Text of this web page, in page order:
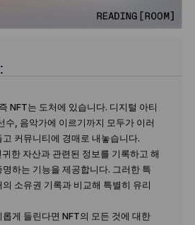
NFT는 도처에 있습니다. 디지털 아티
수, 음악가에 이르기까지 모두가 이러
커뮤니티에 경매로 내놓습니다.
한 자산과 관련된 정보를 기록하고 해
하는 기능을 제공합니다. 그러한 특
소유권 기록과 비교해 특별히 유리
게 들린다면 NFT의 모든 것에 대한